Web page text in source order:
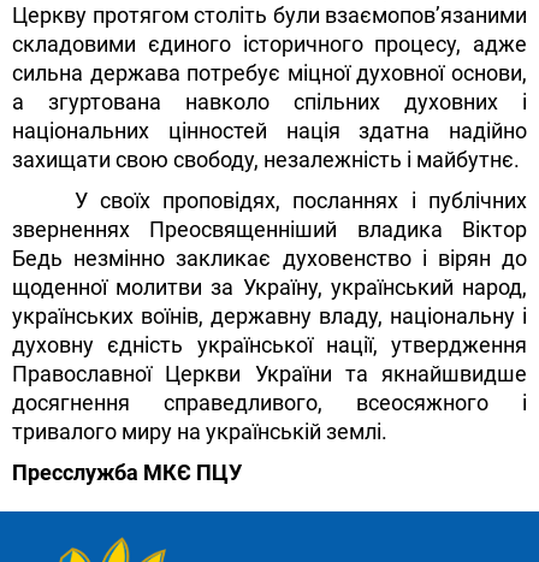
Церкву протягом століть були взаємопов’язаними
складовими єдиного історичного процесу, адже
сильна держава потребує міцної духовної основи,
а згуртована навколо спільних духовних і
національних цінностей нація здатна надійно
захищати свою свободу, незалежність і майбутнє.
У своїх проповідях, посланнях і публічних
зверненнях Преосвященніший владика Віктор
Бедь незмінно закликає духовенство і вірян до
щоденної молитви за Україну, український народ,
українських воїнів, державну владу, національну і
духовну єдність української нації, утвердження
Православної Церкви України та якнайшвидше
досягнення справедливого, всеосяжного і
тривалого миру на українській землі.
Пресслужба МКЄ ПЦУ